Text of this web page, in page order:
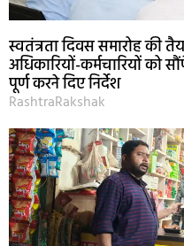
स्वतंत्रता दिवस समारोह की
अधिकारियों-कर्मचारियों को
पूर्ण करने दिए निर्देश
RashtraRakshak